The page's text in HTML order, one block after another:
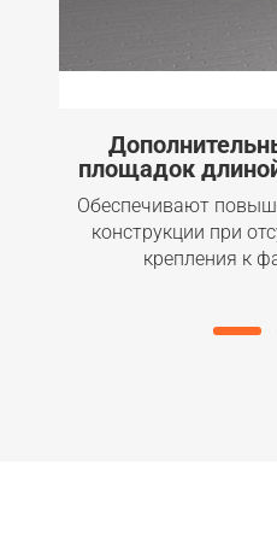
площадок
Обеспечивают
конструкции при
крепления к